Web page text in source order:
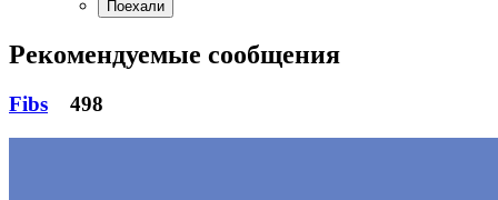
Рекомендуемые сообщения
Fibs 498